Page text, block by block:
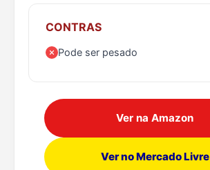
CONTRAS
Pode ser pesado
Ver na Amazon
Ver no Mercado Livre